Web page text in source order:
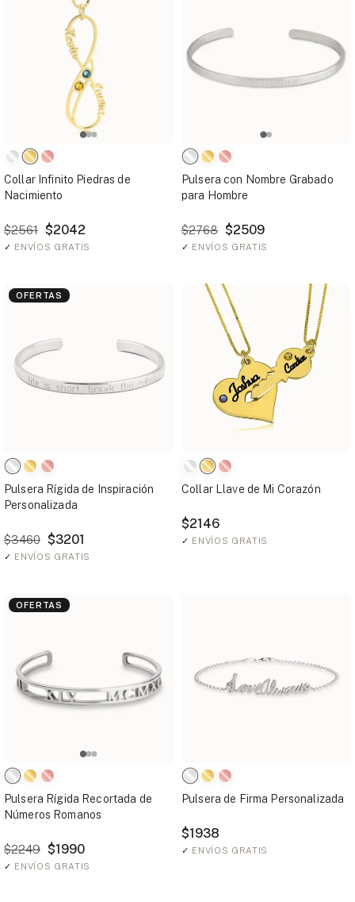
Collar Infinito Piedras de
Nacimiento
$2561 $2042
✓ ENVÍOS GRATIS
Pulsera con Nombre Grabado
para Hombre
$2768 $2509
✓ ENVÍOS GRATIS
OFERTAS
Pulsera Rígida de Inspiración
Personalizada
$3460 $3201
✓ ENVÍOS GRATIS
Collar Llave de Mi Corazón
$2146
✓ ENVÍOS GRATIS
OFERTAS
Pulsera Rígida Recortada de
Números Romanos
$2249 $1990
✓ ENVÍOS GRATIS
Pulsera de Firma Personalizada
$1938
✓ ENVÍOS GRATIS